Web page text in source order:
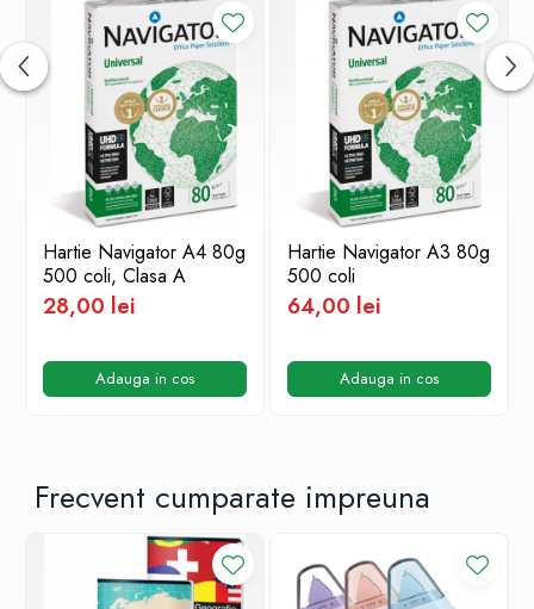
Hartie Navigator A4 80g
500 coli, Clasa A
28,00 lei
Adauga in cos
Hartie Navigator A3 80g
500 coli
64,00 lei
Adauga in cos
Frecvent cumparate impreuna